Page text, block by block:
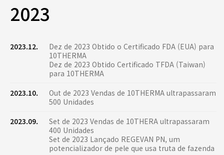
2023
2023.12.
Dez de 2023 Obtido o Certificado FDA (EUA) para
10THERMA
Dez de 2023 Obtido Certificado TFDA (Taiwan)
para 10THERMA
2023.10.
Out de 2023 Vendas de 10THERMA ultrapassaram
500 Unidades
2023.09.
Set de 2023 Vendas de 10THERA ultrapassaram
400 Unidades
Set de 2023 Lançado REGEVAN PN, um
potencializador de pele que usa truta de fazenda